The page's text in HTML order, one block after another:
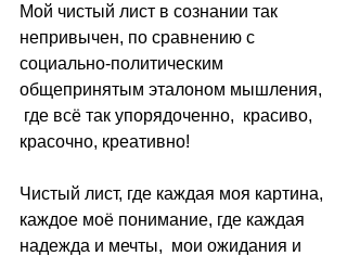
Мой чистый лист в сознании так
непривычен, по сравнению с
социально-политическим
общепринятым эталоном мышления,
где всё так упорядоченно,  красиво,
красочно, креативно!
Чистый лист, где каждая моя картина,
каждое моё понимание, где каждая
надежда и мечты,  мои ожидания и